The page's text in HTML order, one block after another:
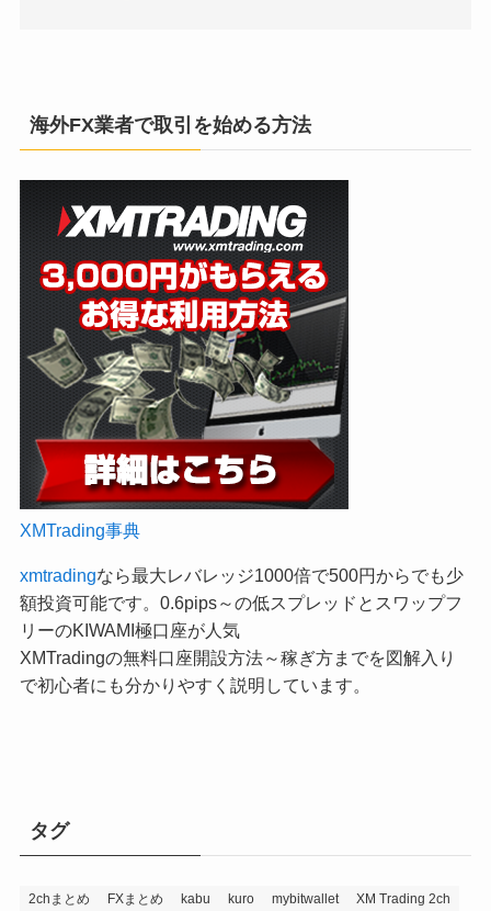
海外FX業者で取引を始める方法
XMTrading事典
xmtradingなら最大レバレッジ1000倍で500円からでも少
額投資可能です。0.6pips～の低スプレッドとスワップフ
リーのKIWAMI極口座が人気
XMTradingの無料口座開設方法～稼ぎ方までを図解入り
で初心者にも分かりやすく説明しています。
タグ
2chまとめ FXまとめ kabu kuro mybitwallet XM Trading 2ch